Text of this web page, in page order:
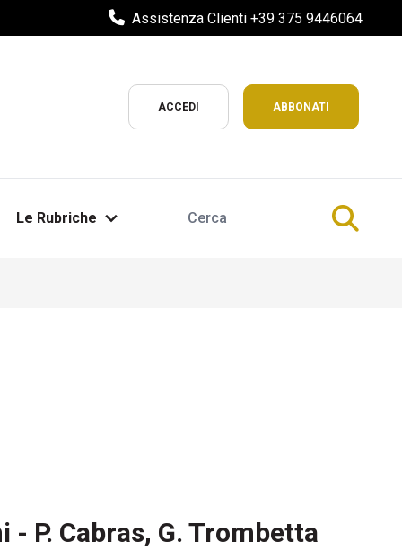
Assistenza Clienti +39 375 9446064
ACCEDI ABBONATI
Le Rubriche
P. Cabras, G. Trombetta